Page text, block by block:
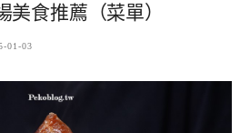
美食推薦（菜單）
01-03